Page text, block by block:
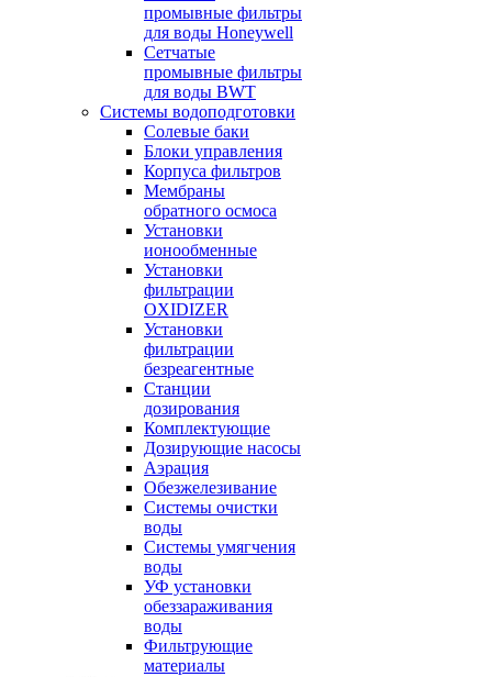
промывные фильтры
для воды Honeywell
Сетчатые
промывные фильтры
для воды BWT
Системы водоподготовки
Солевые баки
Блоки управления
Корпуса фильтров
Мембраны
обратного осмоса
Установки
ионообменные
Установки
фильтрации
OXIDIZER
Установки
фильтрации
безреагентные
Станции
дозирования
Комплектующие
Дозирующие насосы
Аэрация
Обезжелезивание
Системы очистки
воды
Системы умягчения
воды
УФ установки
обеззараживания
воды
Фильтрующие
материалы